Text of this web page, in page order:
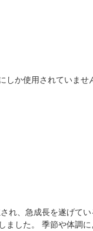
か使用されていませ
れ、急成長を遂げてい
ました。 季節や体調